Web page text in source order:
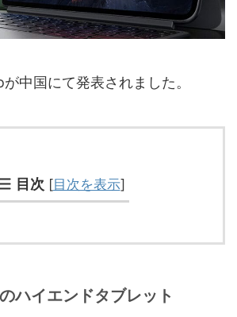
中国にて発表されました。
目次 [目次を表示]
ハイエンドタブレット